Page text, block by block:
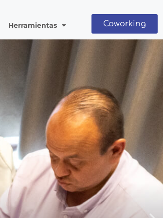
Herramientas Coworking